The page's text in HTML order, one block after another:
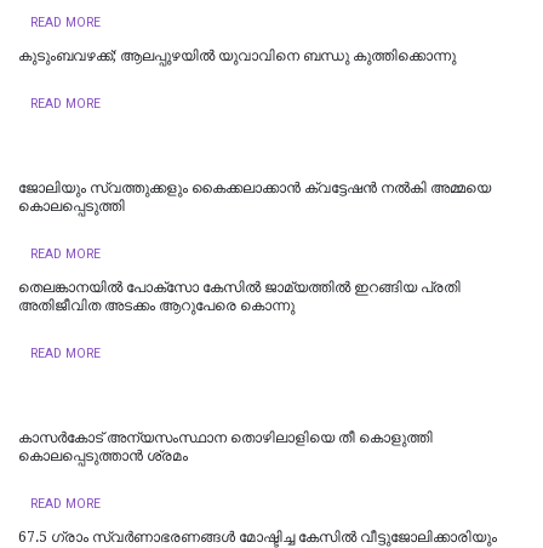
READ MORE
കുടുംബവഴക്ക്; ആലപ്പുഴയില്‍ യുവാവിനെ ബന്ധു കുത്തിക്കൊന്നു
READ MORE
ജോലിയും സ്വത്തുക്കളും കൈക്കലാക്കാൻ ക്വട്ടേഷൻ നൽകി അമ്മയെ
കൊലപ്പെടുത്തി
READ MORE
തെലങ്കാനയിൽ പോക്‌സോ കേസില്‍ ജാമ്യത്തില്‍ ഇറങ്ങിയ പ്രതി
അതിജീവിത അടക്കം ആറുപേരെ കൊന്നു
READ MORE
കാസര്‍കോട് അന്യസംസ്ഥാന തൊഴിലാളിയെ തീ കൊളുത്തി
കൊലപ്പെടുത്താന്‍ ശ്രമം
READ MORE
67.5 ഗ്രാം സ്വർണാഭരണങ്ങൾ മോഷ്ടിച്ച കേസിൽ വീട്ടുജോലിക്കാരിയും